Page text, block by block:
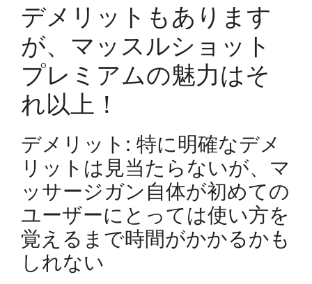
デメリットもあります
が、マッスルショット
プレミアムの魅力はそ
れ以上！
デメリット: 特に明確なデメ
リットは見当たらないが、マ
ッサージガン自体が初めての
ユーザーにとっては使い方を
覚えるまで時間がかかるかも
しれない